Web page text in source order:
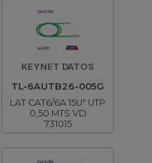
KEYNET DATOS
TL-6AUTB26-005G
LAT CAT6/6A 15U" UTP
0,50 MTS VD
731015